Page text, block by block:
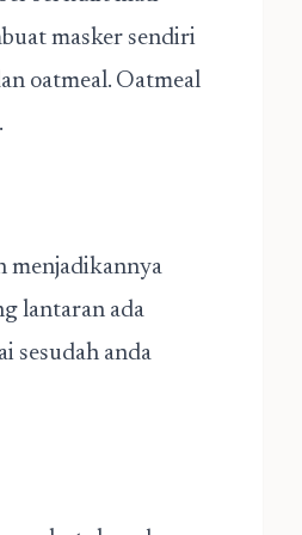
masker sendiri
oatmeal. Oatmeal
menjadikannya
lantaran ada
sesudah anda